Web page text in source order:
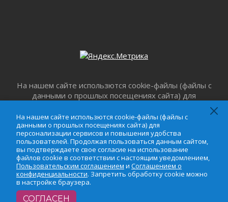
01 августа 2026
Лето без гаджетов
Болезнь девственниц и вампиров
01 августа 2026
Безмолвный крик о помощи
01 августа 2026
В музей всей семьёй
01 августа 2026
Без заявлений и очередей
На нашем сайте использются cookie-файлы (файлы с
данными о прошлых посещениях сайта) для
пользователей. Продолжая пользоваться данным
сайтом, вы подтверждаете свое согласие на
использование файлов cookie в соответствии с
настоящим уведомлением,Пользовательским
соглашениеми Соглашением о
конфиденциальности. Запретить обработку cookie
можно в настройке браузера.
На нашем сайте использются cookie-файлы (файлы с
данными о прошлых посещениях сайта) для
персонализации сервисов и повышения удобства
пользователей. Продолжая пользоваться данным сайтом,
вы подтверждаете свое согласие на использование
файлов cookie в соответствии с настоящим уведомлением,
Пользовательским соглашением и Соглашением о
конфиденциальности. Запретить обработку cookie можно
в настройке браузера.
СОГЛАСЕН